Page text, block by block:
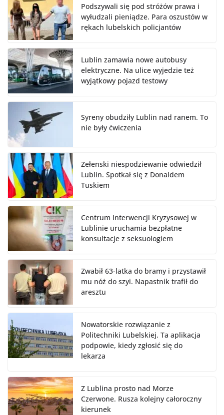
Podszywali się pod stróżów prawa i
wyłudzali pieniądze. Para oszustów w
rękach lubelskich policjantów
Lublin zamawia nowe autobusy
elektryczne. Na ulice wyjedzie też
wyjątkowy pojazd testowy
Syreny obudziły Lublin nad ranem. To
nie były ćwiczenia
Zełenski niespodziewanie odwiedził
Lublin. Spotkał się z Donaldem
Tuskiem
Centrum Interwencji Kryzysowej w
Lublinie uruchamia bezpłatne
konsultacje z seksuologiem
Zwabił 63-latka do bramy i przystawił
mu nóż do szyi. Napastnik trafił do
aresztu
Nowatorskie rozwiązanie z
Politechniki Lubelskiej. Ta aplikacja
podpowie, kiedy zgłosić się do
lekarza
Z Lublina prosto nad Morze
Czerwone. Rusza kolejny całoroczny
kierunek